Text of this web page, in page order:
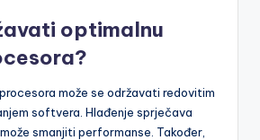
optimalnu
može se održavati redovitim
softvera. Hlađenje sprječava
smanjiti performanse. Također,